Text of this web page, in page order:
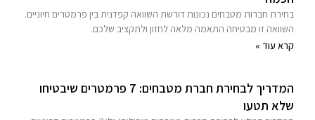
בחירת חברות מטבחים נכונות דורשת השוואה קפדנית בין פרמטרים חיוניים.
השוואה זו מבטיחה התאמה מלאה לחזון ולתקציב שלכם.
קרא עוד »
המדריך לבחירת חברת מטבחים: 7 פרמטרים שיבטיחו
שלא תטעו